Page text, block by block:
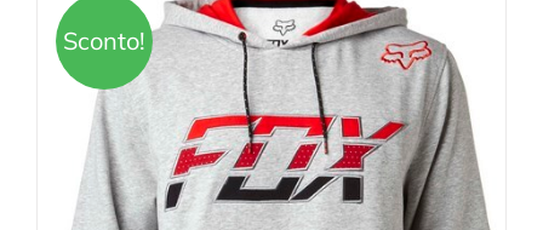
Sconto!